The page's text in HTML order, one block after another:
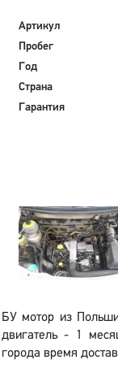
Артикул
Пробег
Год
Страна
Гарантия
БУ мотор из
двигатель - 1
города время